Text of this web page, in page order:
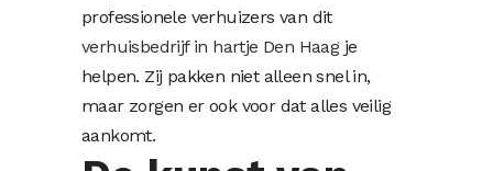
professionele verhuizers van dit
verhuisbedrijf in hartje Den Haagje
helpen. Zij pakken niet alleen snel in,
maar zorgen er ook voor dat alles veilig
aankomt.